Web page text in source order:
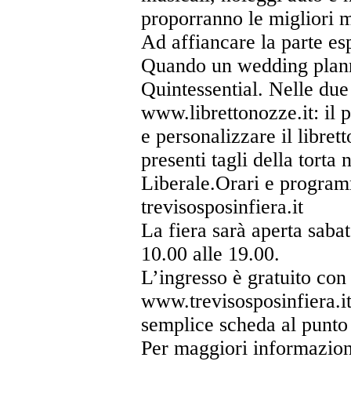
proporranno le migliori
Ad affiancare la parte
Quando un wedding
Quintessential. Nelle
www.librettonozze.it: il
e personalizzare il
presenti tagli della torta
Liberale.Orari e
trevisosposinfiera.it
La fiera sarà aperta
10.00 alle 19.00.
L’ingresso è gratuito
semplice scheda al
Per maggiori